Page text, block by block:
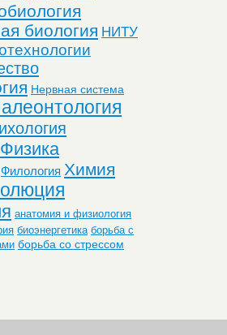
биология НИТУ
Нервная система
Физика
Филология Химия
анатомия и физиология
биоэнергетика борьба с
борьба со стрессом